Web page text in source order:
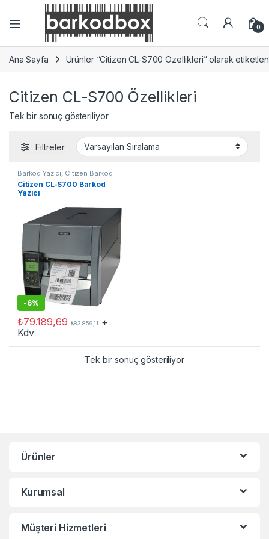
0
Ana Sayfa Ürünler “Citizen CL-S700 Özellikleri” olarak
Citizen CL-S700 Özellikleri
Tek bir sonuç gösteriliyor
Filtreler
Barkod Yazıcı Citizen Barkod
Yazıcı
Citizen CL-S700 Barkod
Yazıcı
-6%
₺79.189,69 ₺83.859,11 +
Kdv
Tek bir sonuç gösteriliyor
Ürünler
Kurumsal
Müşteri Hizmetleri